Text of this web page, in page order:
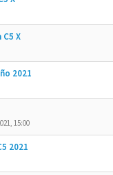
X
2021
15:00
2021